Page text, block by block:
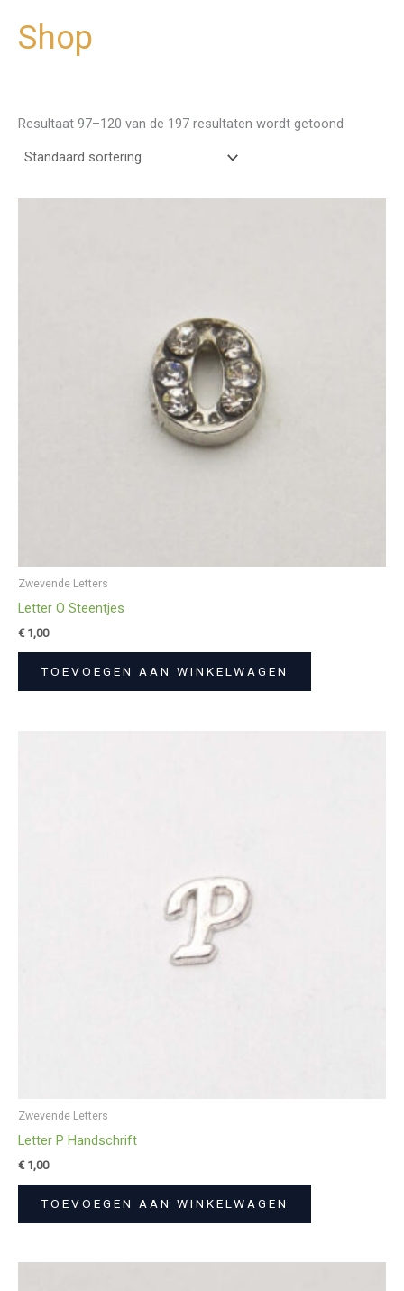
Shop
Resultaat 97–120 van de 197 resultaten wordt getoond
Zwevende Letters
Letter O Steentjes
€1,00
TOEVOEGEN AAN WINKELWAGEN
Zwevende Letters
Letter P Handschrift
€1,00
TOEVOEGEN AAN WINKELWAGEN